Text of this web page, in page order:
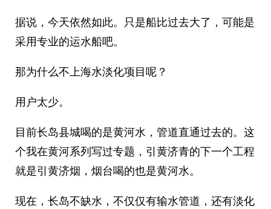
据说，今天依然如此。只是船比过去大了，可能是
采用专业的运水船吧。
那为什么不上海水淡化项目呢？
用户太少。
目前长岛县城喝的是黄河水，管道直通过去的。这
个我在黄河系列写过专题，引黄济青的下一个工程
就是引黄济烟，烟台喝的也是黄河水。
现在，长岛不缺水，不仅仅有输水管道，还有淡化